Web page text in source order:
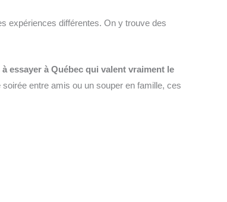
expériences différentes. On y trouve des
essayer à Québec qui valent vraiment le
entre amis ou un souper en famille, ces